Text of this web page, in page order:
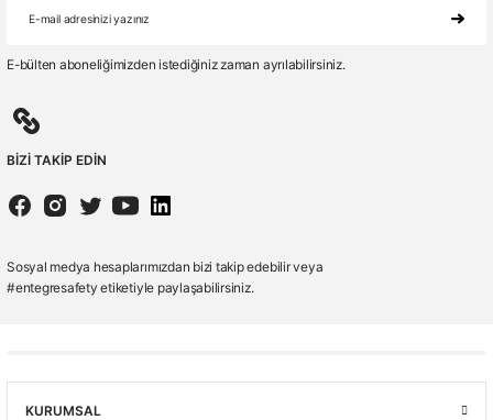
E-bülten aboneliğimizden istediğiniz zaman ayrılabilirsiniz.
BİZİ TAKİP EDİN
Sosyal medya hesaplarımızdan bizi takip edebilir veya
#entegresafety etiketiyle paylaşabilirsiniz.
KURUMSAL